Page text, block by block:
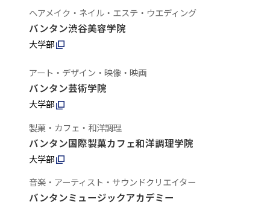
ヘアメイク・ネイル・エステ・ウエディング
バンタン渋谷美容学院
大学部
アート・デザイン・映像・映画
バンタン芸術学院
大学部
製菓・カフェ・和洋調理
バンタン国際製菓カフェ和洋調理学院
大学部
音楽・アーティスト・サウンドクリエイター
バンタンミュージックアカデミー